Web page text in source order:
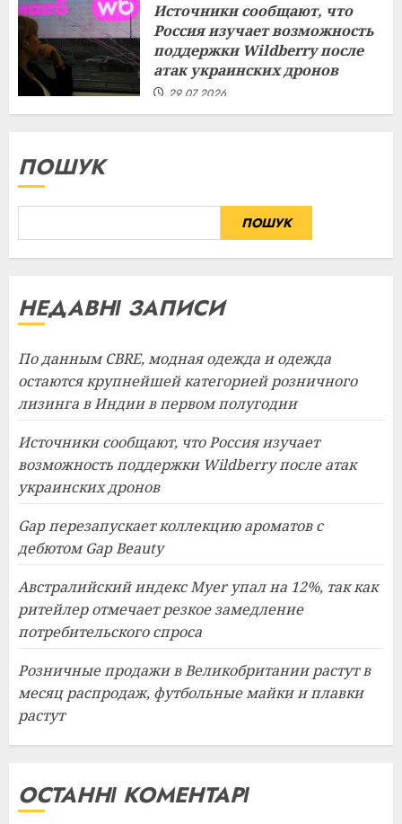
Источники сообщают, что
Россия изучает возможность
поддержки Wildberry после
атак украинских дронов
29.07.2026
ПОШУК
ПОШУК
НЕДАВНІ ЗАПИСИ
По данным CBRE, модная одежда и одежда
остаются крупнейшей категорией розничного
лизинга в Индии в первом полугодии
Источники сообщают, что Россия изучает
возможность поддержки Wildberry после атак
украинских дронов
Gap перезапускает коллекцию ароматов с
дебютом Gap Beauty
Австралийский индекс Myer упал на 12%, так как
ритейлер отмечает резкое замедление
потребительского спроса
Розничные продажи в Великобритании растут в
месяц распродаж, футбольные майки и плавки
растут
ОСТАННІ КОМЕНТАРІ